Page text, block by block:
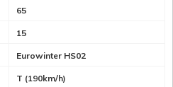
65
15
Eurowinter HS02
T (190km/h)